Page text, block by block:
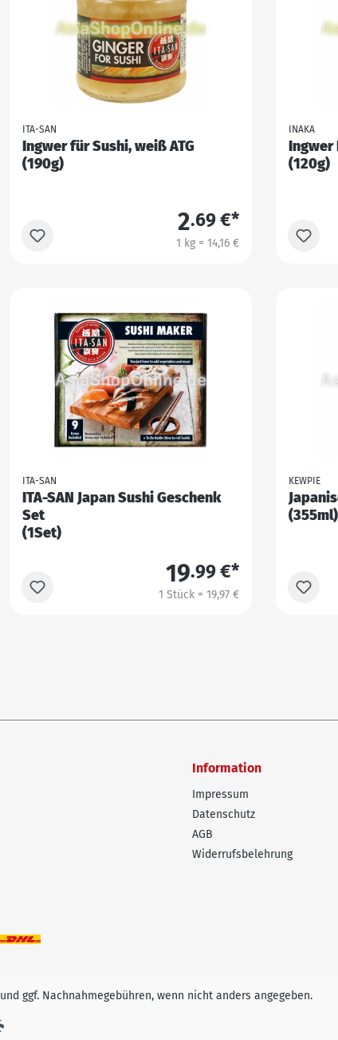
ITA-SAN
Ingwer für Sushi, weiß ATG
(190g)
2.69 €*
1 kg = 14,16 €
INAKA
Ingwer
(120g)
ITA-SAN
ITA-SAN Japan Sushi Geschenk
Set
(1Set)
19.99 €*
1 Stück = 19,97 €
KEWPIE
(355ml)
Information
Impressum
Datenschutz
AGB
Widerrufsbelehrung
und ggf. Nachnahmegebühren, wenn nicht anders angegeben.